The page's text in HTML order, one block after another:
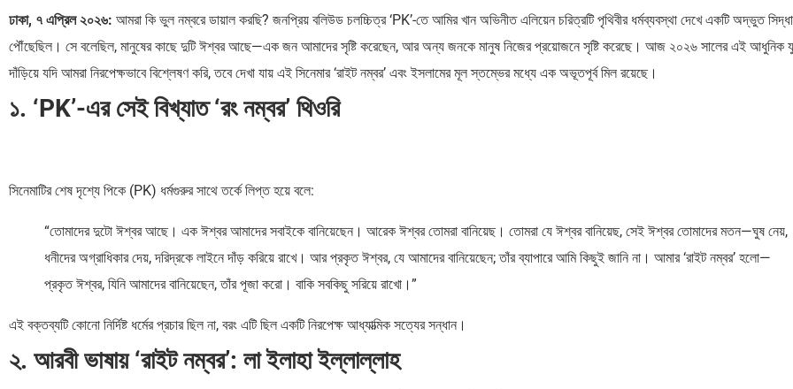
ঢাকা, ৭ এপ্রিল ২০২৬: আমরা কি ভুল নম্বরে ডায়াল করছি? জনপ্রিয় বলিউড চলচ্চিত্র ‘PK’-তে আমির খান অভিনীত এলিয়েন চরিত্রটি পৃথিবীর ধর্মব্যবস্থা দেখে একটি অদ্ভুত
পৌঁছেছিল। সে বলেছিল, মানুষের কাছে দুটি ঈশ্বর আছে—এক জন আমাদের সৃষ্টি করেছেন, আর অন্য জনকে মানুষ নিজের প্রয়োজনে সৃষ্টি করেছে। আজ ২০২৬ সালের এই আধুনিক
দাঁড়িয়ে যদি আমরা নিরপেক্ষভাবে বিশ্লেষণ করি, তবে দেখা যায় এই সিনেমার ‘রাইট নম্বর’ এবং ইসলামের মূল স্তম্ভের মধ্যে এক অভূতপূর্ব মিল রয়েছে।
১. ‘PK’-এর সেই বিখ্যাত ‘রং নম্বর’ থিওরি
সিনেমাটির শেষ দৃশ্যে পিকে (PK) ধর্মগুরুর সাথে তর্কে লিপ্ত হয়ে বলে:
“তোমাদের দুটো ঈশ্বর আছে। এক ঈশ্বর আমাদের সবাইকে বানিয়েছেন। আরেক ঈশ্বর তোমরা বানিয়েছ। তোমরা যে ঈশ্বর বানিয়েছ, সেই ঈশ্বর তোমাদের মতন—ঘুষ নেয়,
ধনীদের অগ্রাধিকার দেয়, দরিদ্রকে লাইনে দাঁড় করিয়ে রাখে। আর প্রকৃত ঈশ্বর, যে আমাদের বানিয়েছেন; তাঁর ব্যাপারে আমি কিছুই জানি না। আমার ‘রাইট নম্বর’ হলো—
প্রকৃত ঈশ্বর, যিনি আমাদের বানিয়েছেন, তাঁর পূজা করো। বাকি সবকিছু সরিয়ে রাখো।”
এই বক্তব্যটি কোনো নির্দিষ্ট ধর্মের প্রচার ছিল না, বরং এটি ছিল একটি নিরপেক্ষ আধ্যাত্মিক সত্যের সন্ধান।
২. আরবী ভাষায় ‘রাইট নম্বর’: লা ইলাহা ইল্লাল্লাহ